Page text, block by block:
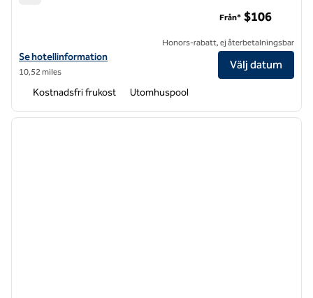
Visa hotelldetaljer för Hampton Inn Raleigh/Durham-Airport
Se hotellinformation
10,52 miles
Från* $106
Honors-rabatt, ej återbetalningsbar
Välj datum
Kostnadsfri frukost Utomhuspool
1 av 12
nästa